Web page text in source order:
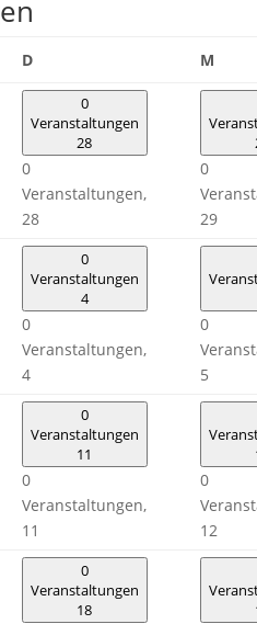
DDienstag M
0
Veranstaltungen
28
0
Veranstaltungen,
28
0
29
0
Veranstaltungen
4
0
Veranstaltungen,
4
0
5
0
Veranstaltungen
11
0
Veranstaltungen,
11
0
12
0
Veranstaltungen
18